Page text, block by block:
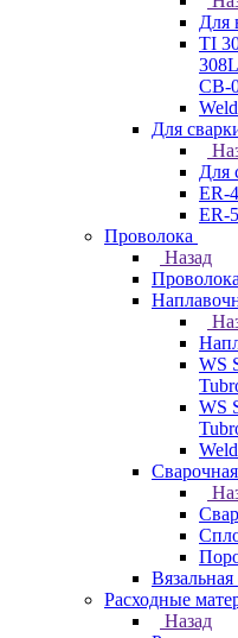
Для
TI
СВ-
Для
Для
ER-
ER-
Проволока
Назад
Проволока
WS
WS
Сварочная
Расходные
Назад